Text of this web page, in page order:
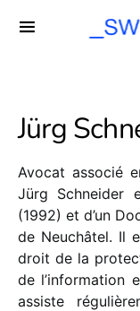
Jürg
Avocat associé
Jürg Schneider
(1992) et d’un
de Neuchâtel. Il
droit de la
de l’information
assiste